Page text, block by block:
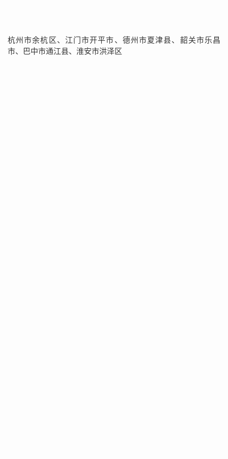
杭州市余杭区、江门市开平市、德州市夏津县、韶关市乐昌
市、巴中市通江县、淮安市洪泽区